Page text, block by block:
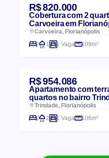
R$ 820.000
Cobertura com 2
Carvoeira em
Carvoeira, Florianópolis
2
1 1 Vaga 109m²
R$ 954.086
Apartamento com
quartos no bairro
Trindade, Florianópolis
2
2 1 Vaga 106m²